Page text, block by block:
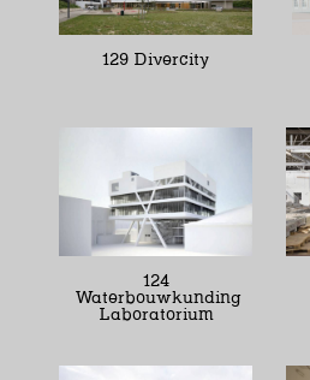
129 Divercity
124
Waterbouwkunding
Laboratorium